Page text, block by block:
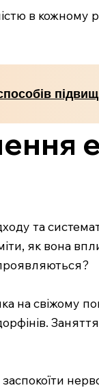
в кожному
та
як вона
проявляються?
на свіжому